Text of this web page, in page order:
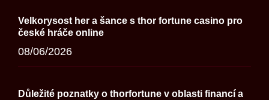
Velkorysost her a šance s thor fortune casino pro
české hráče online
08/06/2026
Důležité poznatky o thorfortune v oblasti financí a